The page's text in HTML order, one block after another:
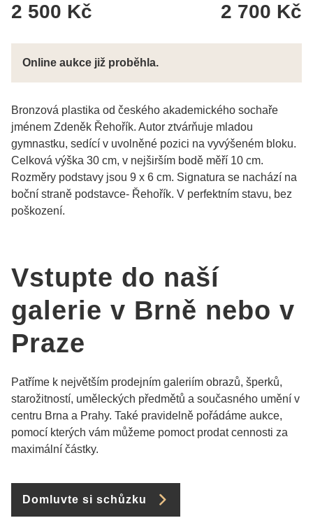
2 500 Kč 2 700 Kč
Online aukce již proběhla.
Bronzová plastika od českého akademického sochaře
jménem Zdeněk Řehořík. Autor ztvárňuje mladou
gymnastku, sedící v uvolněné pozici na vyvýšeném bloku.
Celková výška 30 cm, v nejširším bodě měří 10 cm.
Rozměry podstavy jsou 9 x 6 cm. Signatura se nachází na
boční straně podstavce- Řehořík. V perfektním stavu, bez
poškození.
Vstupte do naší
galerie v Brně nebo v
Praze
Patříme k největším prodejním galeriím obrazů, šperků,
starožitností, uměleckých předmětů a současného umění v
centru Brna a Prahy. Také pravidelně pořádáme aukce,
pomocí kterých vám můžeme pomoct prodat cennosti za
maximální částky.
Domluvte si schůzku